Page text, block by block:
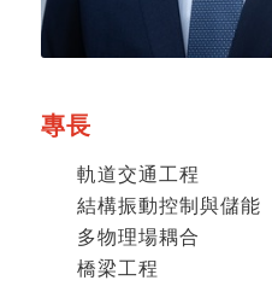
專長
軌道交通工程
結構振動控制與儲能
多物理場耦合
橋梁工程